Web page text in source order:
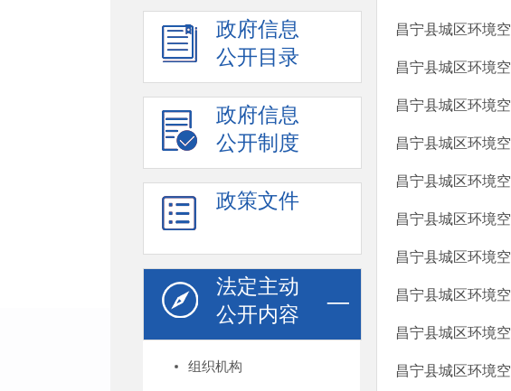
政府信息
公开目录
政府信息
公开制度
政策文件
法定主动
公开内容
组织机构
昌宁县城区环境
昌宁县城区环境
昌宁县城区环境
昌宁县城区环境
昌宁县城区环境
昌宁县城区环境
昌宁县城区环境
昌宁县城区环境
昌宁县城区环境
昌宁县城区环境